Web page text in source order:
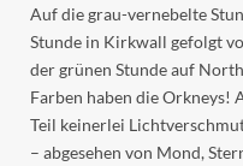
Auf die grau-vernebelte
Stunde in Kirkwall gefolgt
der grünen Stunde auf
Farben haben die Orkneys!
Teil keinerlei
– abgesehen von Mond,